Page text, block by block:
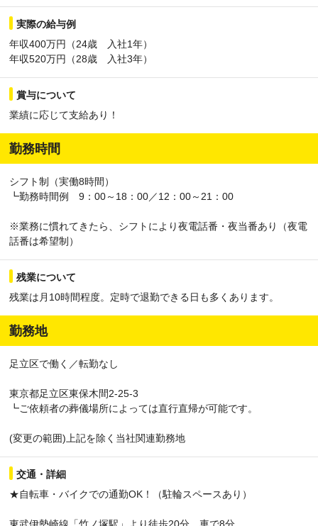
実際の給与例
年収400万円（24歳 入社1年）
年収520万円（28歳 入社3年）
賞与について
業績に応じて支給あり！
勤務時間
シフト制（実働8時間）
┗勤務時間例 9：00～18：00／12：00～21：00
※業務に慣れてきたら、シフトにより夜電話番・夜当番あり（夜電
話番は希望制）
残業について
残業は月10時間程度。定時で退勤できる日も多くあります。
勤務地
足立区で働く／転勤なし
東京都足立区東保木間2-25-3
┗ご依頼者の葬儀場所によっては直行直帰が可能です。
(変更の範囲)上記を除く当社関連勤務地
交通・詳細
★自転車・バイクでの通勤OK！（駐輪スペースあり）
東武伊勢崎線「竹ノ塚駅」より徒歩20分、車で8分